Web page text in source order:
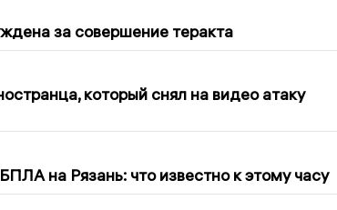
за совершение теракта
который снял на видео атаку
на Рязань: что известно к этому часу